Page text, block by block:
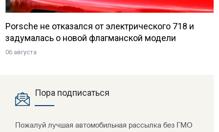
Porsche не отказался от электрического 718 и
задумалась о новой флагманской модели
06 августа
Пора подписаться
Пожалуй лучшая автомобильная рассылка без ГМО